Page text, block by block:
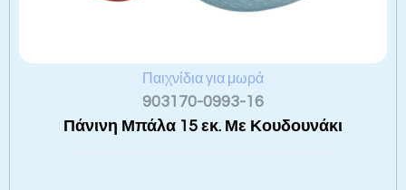
Παιχνίδια για μωρά
903170-0993-16
Πάνινη Μπάλα 15 εκ. Με Κουδουνάκι